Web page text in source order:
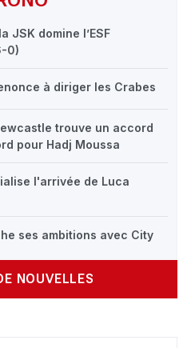
JSK domine l’ESF
0)
à diriger les Crabes
trouve un accord
pour Hadj Moussa
l'arrivée de Luca
ses ambitions avec City
NOUVELLES